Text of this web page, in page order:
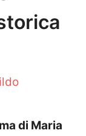
di Maria